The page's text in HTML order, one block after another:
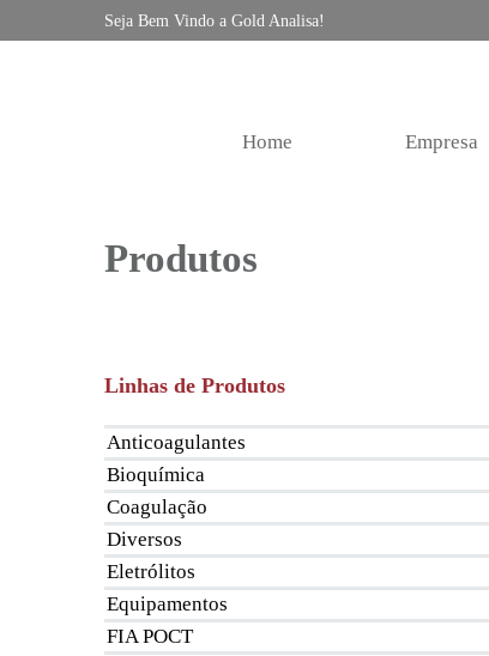
Seja Bem Vindo a Gold Analisa!
Home Empresa
Produtos
Linhas de Produtos
Anticoagulantes
Bioquímica
Coagulação
Diversos
Eletrólitos
Equipamentos
FIA POCT